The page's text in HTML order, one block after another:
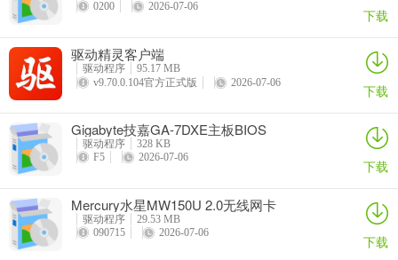
0200
2026-07-06 下载
驱动精灵客户端
驱动程序
95.17 MB
v9.70.0.104官方正式版
2026-07-06 下载
Gigabyte技嘉GA-7DXE主板BIOS
驱动程序
328 KB
F5
2026-07-06 下载
Mercury水星MW150U 2.0无线网卡
驱动程序
29.53 MB
090715
2026-07-06 下载